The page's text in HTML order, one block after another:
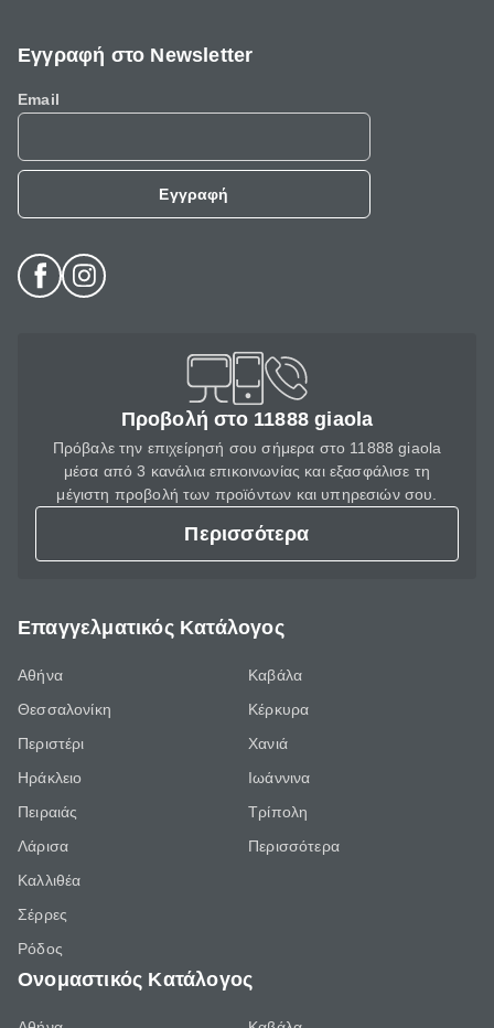
Εγγραφή στο Newsletter
Email
Εγγραφή
Προβολή στο 11888 giaola
Πρόβαλε την επιχείρησή σου σήμερα στο 11888 giaola
μέσα από 3 κανάλια επικοινωνίας και εξασφάλισε τη
μέγιστη προβολή των προϊόντων και υπηρεσιών σου.
Περισσότερα
Επαγγελματικός Κατάλογος
Αθήνα
Θεσσαλονίκη
Περιστέρι
Ηράκλειο
Πειραιάς
Λάρισα
Καλλιθέα
Σέρρες
Ρόδος
Καβάλα
Κέρκυρα
Χανιά
Ιωάννινα
Τρίπολη
Περισσότερα
Ονομαστικός Κατάλογος